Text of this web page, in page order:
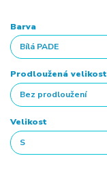
Barva
Prodloužená velikost
Velikost